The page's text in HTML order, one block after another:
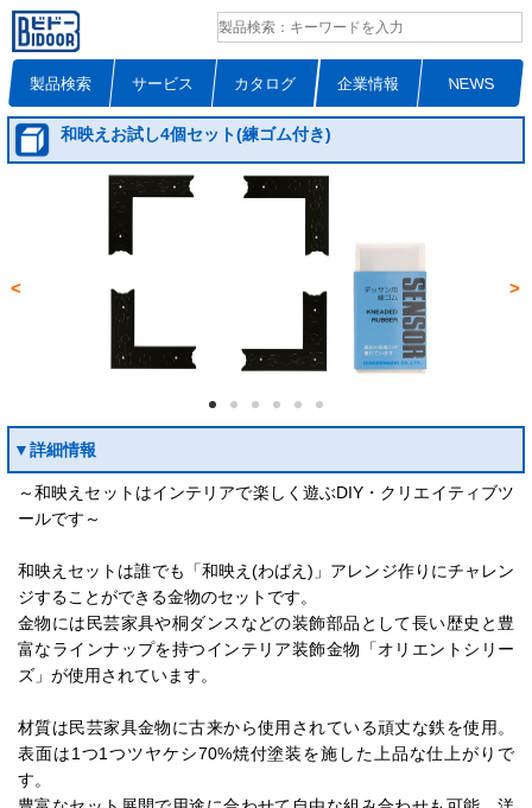
製品検索 サービス カタログ 企業情報 NEWS
和映えお試し4個セット(練ゴム付き)
< >
▼詳細情報
～和映えセットはインテリアで楽しく遊ぶDIY・クリエイティブツ
ールです～
和映えセットは誰でも「和映え(わばえ)」アレンジ作りにチャレン
ジすることができる金物のセットです。
金物には民芸家具や桐ダンスなどの装飾部品として長い歴史と豊
富なラインナップを持つインテリア装飾金物「オリエントシリー
ズ」が使用されています。
材質は民芸家具金物に古来から使用されている頑丈な鉄を使用。
表面は1つ1つツヤケシ70%焼付塗装を施した上品な仕上がりで
す。